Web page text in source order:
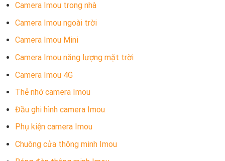
Camera Imou trong nhà
Camera Imou ngoài trời
Camera Imou Mini
Camera Imou năng lượng mặt trời
Camera Imou 4G
Thẻ nhớ camera Imou
Đầu ghi hình camera Imou
Phụ kiện camera Imou
Chuông cửa thông minh Imou